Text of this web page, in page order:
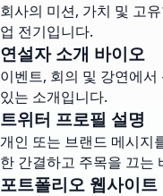
회사의 미션, 가치 및 고
업 전기입니다.
연설자 소개 바이오
이벤트, 회의 및 강연에
있는 소개입니다.
트위터 프로필 설명
개인 또는 브랜드 메시지
한 간결하고 주목을 끄는
포트폴리오 웹사이트